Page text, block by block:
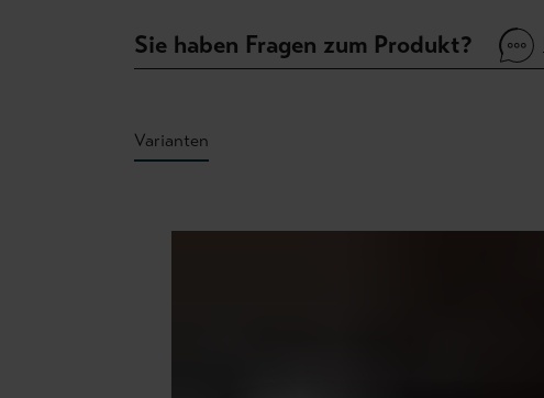
Sie haben Fragen zum Produkt?
Varianten